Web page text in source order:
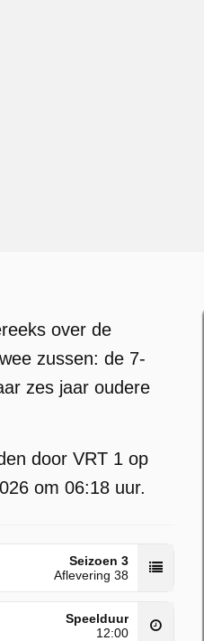
over de
zussen: de 7-
zes jaar oudere
door VRT 1 op
om 06:18 uur.
Seizoen 3
Aflevering 38
Speelduur
12:00